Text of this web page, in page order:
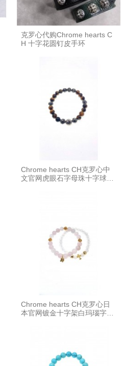
克罗心代购Chrome hearts C
H 十字花圆钉皮手环
Chrome hearts CH克罗心中
文官网虎眼石字母珠十字球手
Chrome hearts CH克罗心日
本官网镀金十字架白玛瑙字母